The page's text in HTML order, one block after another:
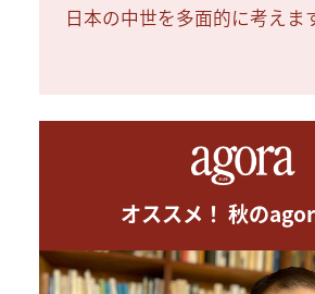
日本の中世を多面的に考えま
オススメ！ 秋の